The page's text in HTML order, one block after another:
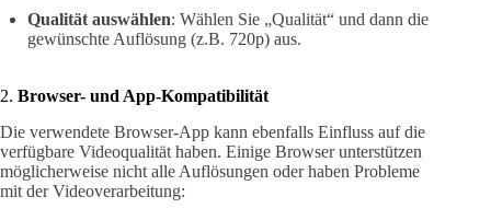
Qualität auswählen: Wählen Sie „Qualität“ und dann die
gewünschte Auflösung (z.B. 720p) aus.
2. Browser- und App-Kompatibilität
Die verwendete Browser-App kann ebenfalls Einfluss auf die
verfügbare Videoqualität haben. Einige Browser unterstützen
möglicherweise nicht alle Auflösungen oder haben Probleme
mit der Videoverarbeitung: